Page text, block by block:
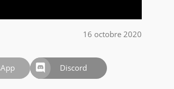
16 octobre 2020
Discord